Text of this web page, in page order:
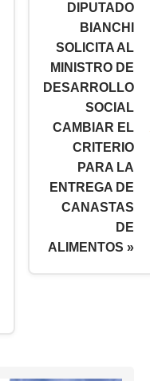
DIPUTADO
BIANCHI
SOLICITA AL
MINISTRO DE
DESARROLLO
SOCIAL
CAMBIAR EL
CRITERIO
PARA LA
ENTREGA DE
CANASTAS
DE
ALIMENTOS »